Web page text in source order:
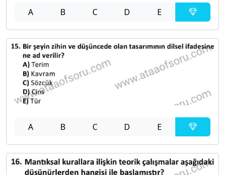
A B C D E
A B C D E